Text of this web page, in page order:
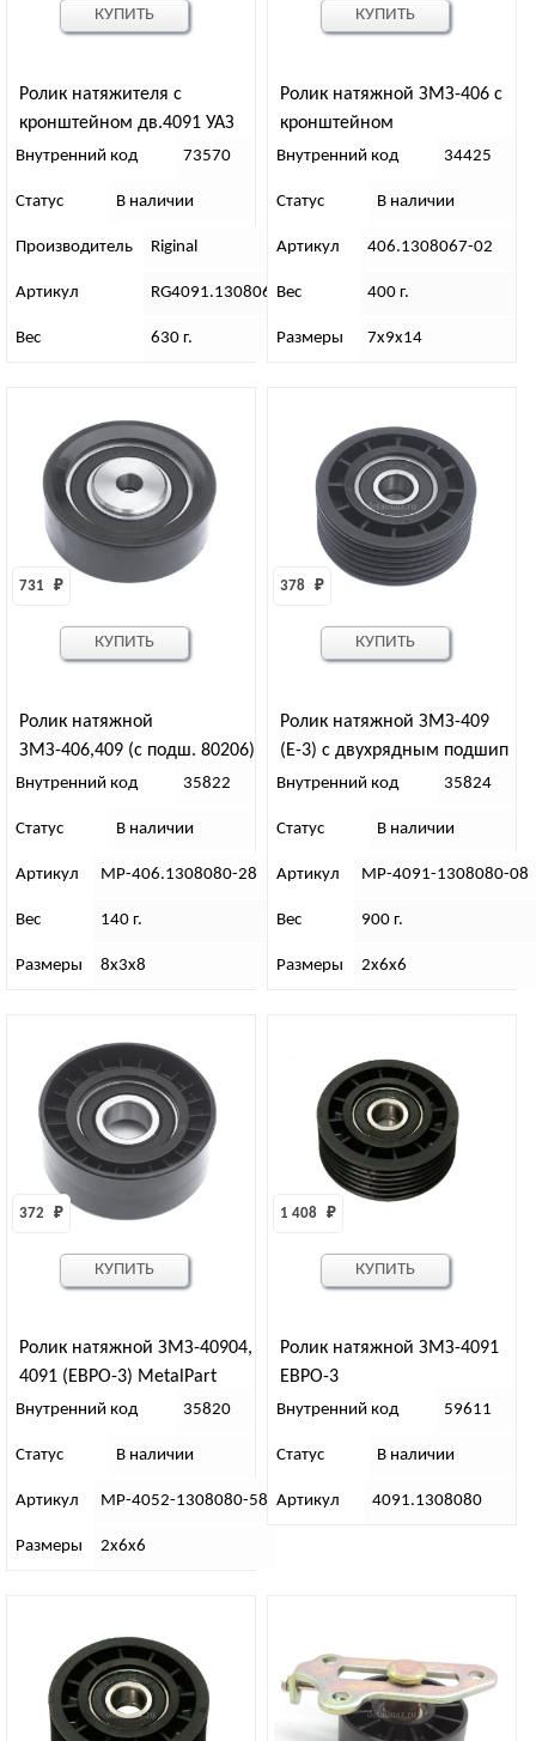
Ролик натяжителя с
кронштейном дв.4091 УАЗ
“Riginal”
Внутренний код 73570
Статус В наличии
Производитель Riginal
Артикул RG4091.1308067-01
Вес 630 г.
КУПИТЬ
Ролик натяжной ЗМЗ-406 с
кронштейном
Внутренний код 34425
Статус В наличии
Артикул 406.1308067-02
Вес 400 г.
Размеры 7х9х14
КУПИТЬ
Ролик натяжной
ЗМЗ-406,409 (с подш. 80206)
MetalPart
731 ₽
Внутренний код 35822
Статус В наличии
Артикул МР-406.1308080-28
Вес 140 г.
Размеры 8х3х8
КУПИТЬ
Ролик натяжной ЗМЗ-409
(Е-3) с двухрядным подшип
MetalPart
378 ₽
Внутренний код 35824
Статус В наличии
Артикул МР-4091-1308080-08
Вес 900 г.
Размеры 2х6х6
КУПИТЬ
Ролик натяжной ЗМЗ-40904,
4091 (ЕВРО-3) MetalPart
372 ₽
Внутренний код 35820
Статус В наличии
Артикул МР-4052-1308080-58
Размеры 2х6х6
КУПИТЬ
Ролик натяжной ЗМЗ-4091
ЕВРО-3
1 408 ₽
Внутренний код 59611
Статус В наличии
Артикул 4091.1308080
КУПИТЬ